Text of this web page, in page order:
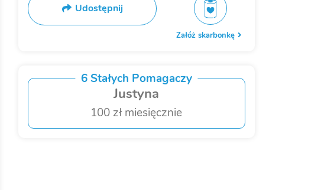
Udostępnij
Załóż skarbonkę
6 Stałych Pomagaczy
Justyna
100 zł miesięcznie